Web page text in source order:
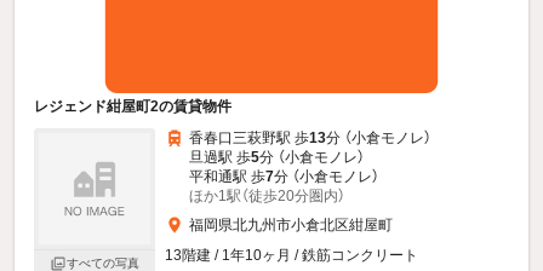
レジェンド紺屋町2の賃貸物件
すべての写真
香春口三萩野駅 歩13分 （小倉モノレ）
旦過駅 歩5分 （小倉モノレ）
平和通駅 歩7分 （小倉モノレ）
ほか1駅（徒歩20分圏内）
福岡県北九州市小倉北区紺屋町
13階建 / 1年10ヶ月 / 鉄筋コンクリート